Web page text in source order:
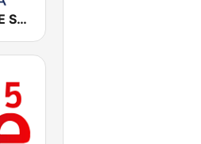
Cadena COPE Sevilla